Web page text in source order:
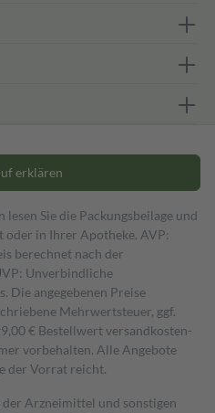
erklären
Sie die Packungsbeilage und
in Ihrer Apotheke. AVP:
berechnet nach der
Unverbindliche
Die angegebenen Preise
Mehrwertsteuer, ggf.
€ Bestell­wert versand­kosten­
vorbehalten. Alle Angebote
der Vorrat reicht.
Arzneimittel und sonstigen